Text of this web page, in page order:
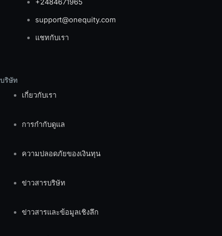
+2484671965
support@onequity.com
แชทกับเรา
บริษัท
เกี่ยวกับเรา
การกำกับดูแล
ความปลอดภัยของเงินทุน
ข่าวสารบริษัท
ข่าวสารและข้อมูลเชิงลึก